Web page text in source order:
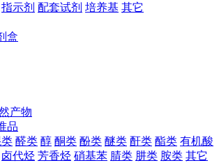
指示剂 配套试剂 培养基 其它
盒
产物
品
醛类 醇 酮类 酚类 醚类 酐类 酯类 有机酸
卤代烃 芳香烃 硝基苯 腈类 肼类 胺类 其它